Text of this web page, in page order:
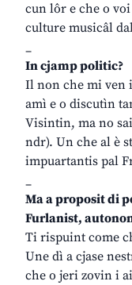
cun lôr e che o
culture musicâl
_
In cjamp politic?
Il non che mi ven
amì e o discutìn
Visintin, ma no
ndr). Un che al è
impuartantis pal
_
Ma a proposit di
Furlanist,
Ti rispuint come
Une dì a cjase
che o jeri zovin i